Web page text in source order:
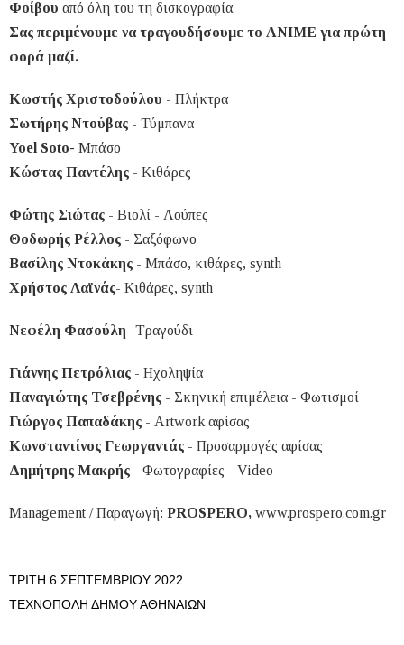
Φοίβου από όλη του τη δισκογραφία.
Σας περιμένουμε να τραγουδήσουμε το ΑΝΙΜΕ για πρώτη
φορά μαζί.
Κωστής Χριστοδούλου - Πλήκτρα
Σωτήρης Ντούβας - Τύμπανα
Yoel Soto- Μπάσο
Κώστας Παντέλης - Κιθάρες
Φώτης Σιώτας - Βιολί - Λούπες
Θοδωρής Ρέλλος - Σαξόφωνο
Βασίλης Ντοκάκης - Μπάσο, κιθάρες, synth
Χρήστος Λαϊνάς- Κιθάρες, synth
Νεφέλη Φασούλη- Τραγούδι
Γιάννης Πετρόλιας - Ηχοληψία
Παναγιώτης Τσεβρένης - Σκηνική επιμέλεια - Φωτισμοί
Γιώργος Παπαδάκης - Artwork αφίσας
Κωνσταντίνος Γεωργαντάς - Προσαρμογές αφίσας
Δημήτρης Μακρής - Φωτογραφίες - Video
Management / Παραγωγή: PROSPERO, www.prospero.com.gr
ΤΡΙΤΗ 6 ΣΕΠΤΕΜΒΡΙΟΥ 2022
ΤΕΧΝΟΠΟΛΗ ΔΗΜΟΥ ΑΘΗΝΑΙΩΝ